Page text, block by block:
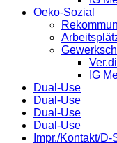
Oeko-Sozial
Ver.di
IG
Dual-Use
Dual-Use
Dual-Use
Dual-Use
Impr./Kontakt/D-